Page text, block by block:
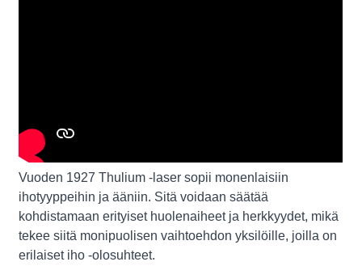
Vuoden 1927 Thulium -laser sopii monenlaisiin
ihotyyppeihin ja ääniin. Sitä voidaan säätää
kohdistamaan erityiset huolenaiheet ja herkkyydet, mikä
tekee siitä monipuolisen vaihtoehdon yksilöille, joilla on
erilaiset iho -olosuhteet.